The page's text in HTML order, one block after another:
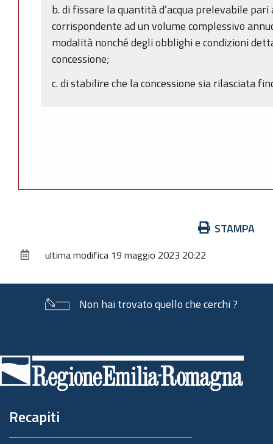
b. di fissare la quantità d’acqua prelevabile
corrispondente ad un volume complessivo
modalità nonché degli obblighi e condizioni
concessione;
c. di stabilire che la concessione sia rilasciata
documento
STAMPA
ultima modifica 19 maggio 2023 20:22
Non hai trovato quello che cerchi ?
di
pagina
Recapiti